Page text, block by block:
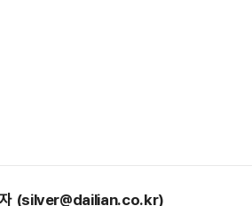
자 (silver@dailian.co.kr)